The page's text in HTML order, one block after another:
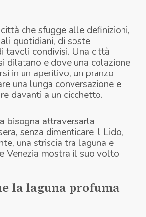
che sfugge alle definizioni,
quotidiani, di soste
tavoli condivisi. Una città
dilatano e dove una colazione
in un aperitivo, un pranzo
una lunga conversazione e
davanti a un cicchetto.
bisogna attraversarla
senza dimenticare il Lido,
una striscia tra laguna e
Venezia mostra il suo volto
la laguna profuma